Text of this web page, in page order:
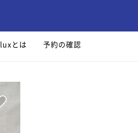
とは 予約の確認